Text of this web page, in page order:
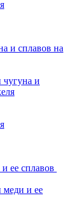
и сплавов на
чугуна и
ее сплавов
меди и ее